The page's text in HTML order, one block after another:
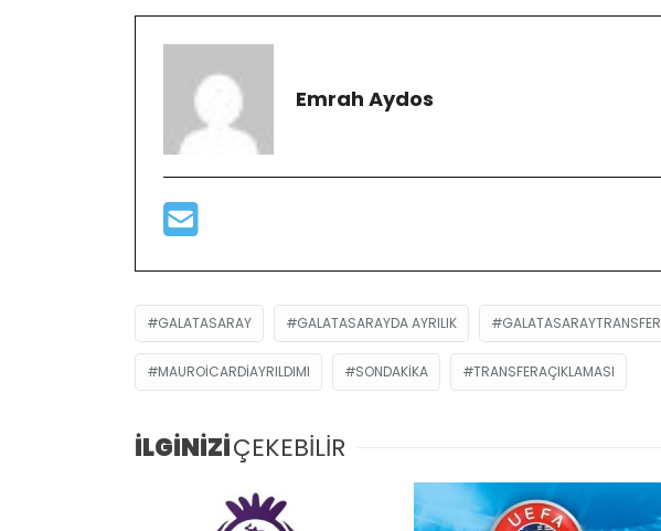
Emrah Aydos
GALATASARAY GALATASARAYDA AYRILIK GALATASARAYTRANSFER
MAUROICARDIAYRILDIMI SONDAKIKA TRANSFERAÇIKLAMASI
İLGİNİZİÇEKEBİLİR